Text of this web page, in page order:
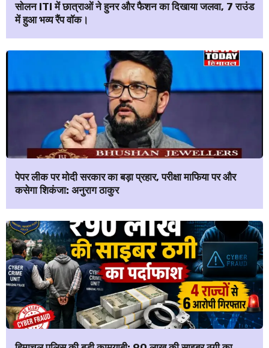
सोलन ITI में छात्राओं ने हुनर और फैशन का दिखाया जलवा, 7 राउंड
में हुआ भव्य रैंप वॉक।
पेपर लीक पर मोदी सरकार का बड़ा प्रहार, परीक्षा माफिया पर और
कसेगा शिकंजा: अनुराग ठाकुर